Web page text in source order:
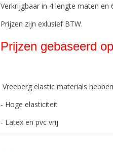
Verkrijgbaar in 4 lengte maten en
Prijzen zijn exlusief BTW.
Prijzen gebaseerd
Vreeberg elastic materials
- Hoge elasticiteit
- Latex en pvc vrij